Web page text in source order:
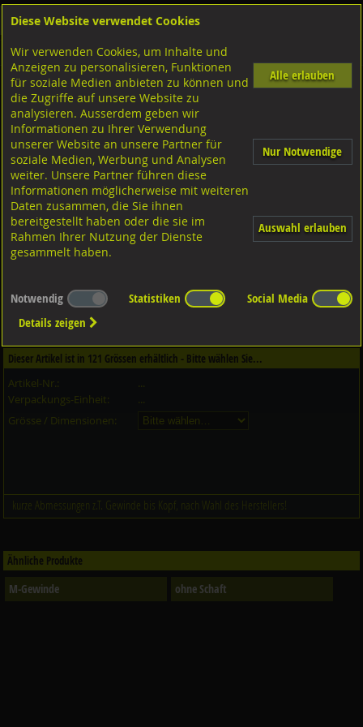
Shop Schrauben Aussensechskant
Feingewinde mit Schaft10.9 Stahl schwarz, DIN960 ISO8675
Dieser Artikel ist in 4Qualitäten erhältlich - Bitte wählen Sie...
Qualität / Oberfläche
Dieser Artikel ist in 121 Grössen erhältlich - Bitte wählen Sie...
Artikel-Nr.:
...
Verpackungs-Einheit:
...
Grösse / Dimensionen:
kurze Abmessungen z.T. Gewinde bis Kopf, nach Wahl des Herstellers!
Ähnliche Produkte
M-Gewinde ohne Schaft
Diese Website verwendet Cookies
Wir verwenden Cookies, um Inhalte und
Anzeigen zu personalisieren, Funktionen
für soziale Medien anbieten zu können und
die Zugriffe auf unsere Website zu
analysieren. Ausserdem geben wir
Informationen zu Ihrer Verwendung
unserer Website an unsere Partner für
soziale Medien, Werbung und Analysen
weiter. Unsere Partner führen diese
Informationen möglicherweise mit weiteren
Daten zusammen, die Sie ihnen
bereitgestellt haben oder die sie im
Rahmen Ihrer Nutzung der Dienste
gesammelt haben.
Alle erlauben
Nur Notwendige
Auswahl erlauben
Notwendig Statistiken
Social Media
Details zeigen